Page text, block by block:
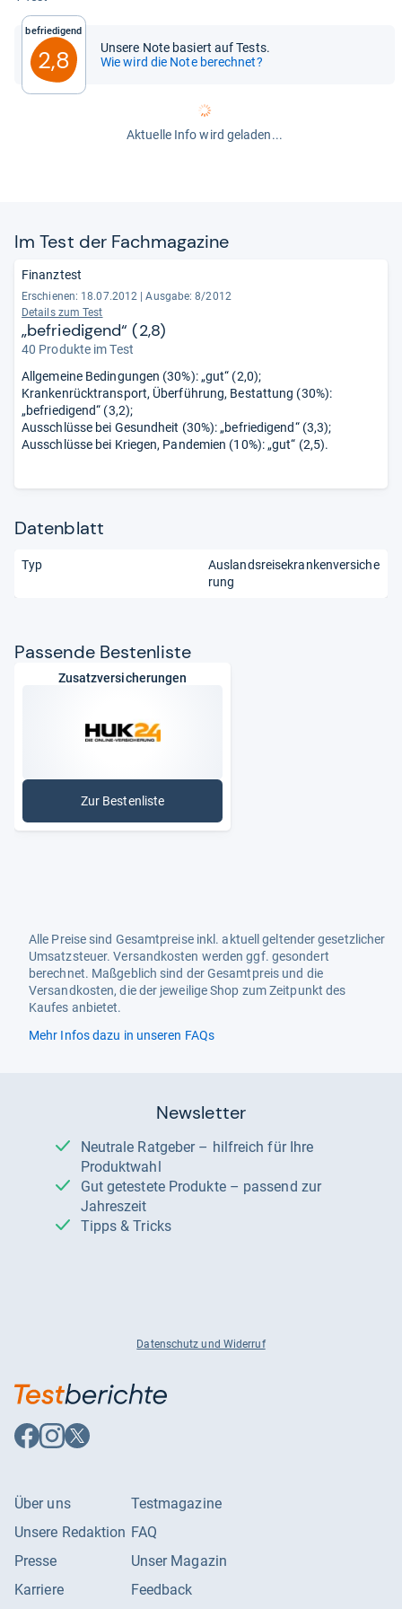
Befriedigend
2,8
Unsere Note basiert auf Tests.
Wie wird die Note berechnet?
Aktuelle Info wird geladen...
Im Test der Fach­ma­ga­zine
Finanztest
Erschienen: 18.07.2012
Ausgabe: 8/2012
Details zum Test
„befriedigend“ (2,8)
40 Produkte im Test
Allgemeine Bedingungen (30%): „gut“ (2,0);
Krankenrücktransport, Überführung, Bestattung (30%):
„befriedigend“ (3,2);
Ausschlüsse bei Gesundheit (30%): „befriedigend“ (3,3);
Ausschlüsse bei Kriegen, Pandemien (10%): „gut“ (2,5).
Datenblatt
Typ
Auslandsreisekrankenversiche
rung
Pas­sende Bes­ten­liste
Zusatzversicherungen
Zur Bestenliste: Zusatzversicherungen
Alle Preise sind Gesamtpreise inkl. aktuell geltender gesetzlicher
Umsatzsteuer. Versandkosten werden ggf. gesondert
berechnet. Maßgeblich sind der Gesamtpreis und die
Versandkosten, die der jeweilige Shop zum Zeitpunkt des
Kaufes anbietet.
Mehr Infos dazu in unseren FAQs
Newsletter
Neutrale Ratgeber – hilfreich für Ihre
Produktwahl
Gut getestete Produkte – passend zur
Jahreszeit
Tipps & Tricks
Datenschutz und Widerruf
Auf
Facebook
Auf
Instagram
Auf
X
Über uns
Unsere Redaktion
Presse
Karriere
Testmagazine
FAQ
Unser Magazin
Feedback